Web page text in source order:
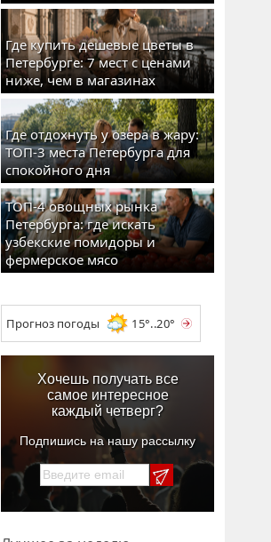
Где купить дешевые цветы в
Петербурге: 7 мест с ценами
ниже, чем в магазинах
Где отдохнуть у озера в жару:
ТОП-3 места Петербурга для
спокойного дня
ТОП-4 овощных рынка
Петербурга: где искать
узбекские помидоры и
фермерское мясо
Прогноз погоды 15°..20°
Хочешь получать все
самое интересное
каждый четверг?
Подпишись на нашу рассылку